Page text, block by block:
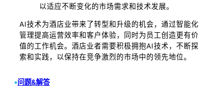
以适应不断变化的市场需求和技术发展。
AI技术为酒店业带来了转型和升级的机会，通过智能化
管理提高运营效率和客户体验，同时为员工创造更有价
值的工作机会。酒店业者需要积极拥抱AI技术，不断探
索和实践，以保持在竞争激烈的市场中的领先地位。
•问题&解答